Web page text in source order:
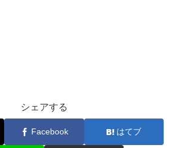
シェアする
Facebook はてブ